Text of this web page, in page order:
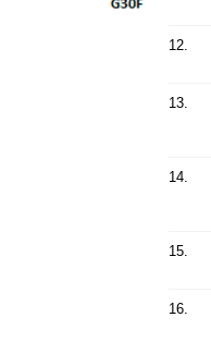
12.
13.
14.
15.
16.